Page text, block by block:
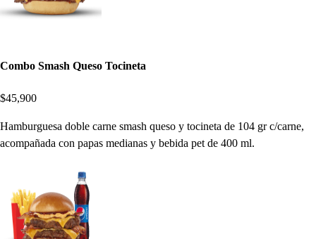
Combo Smash Queso Tocineta
$45,900
Hamburguesa doble carne smash queso y tocineta de 104 gr c/carne,
acompañada con papas medianas y bebida pet de 400 ml.